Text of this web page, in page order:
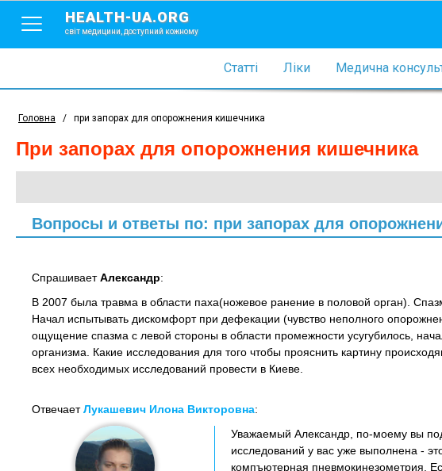
HEALTH-UA.ORG
світ медицини, доступний кожному
Статті Ліки Медична
Головна / при запорах для опорожнения кишечника
при запорах для опорожнения кишечника
Вопросы и ответы по: при запорах для
СпрашиваетАлександр:
В 2007 была травма в области паха(ножевое ранение в половой орган).
Начал испытывать дискомфорт при дефекации (чувство неполного
ощущение спазма с левой стороны в области промежности усугубилось,
организма. Какие исследования для того чтобы прояснить картину
всех необходимых исследований провести в Киеве.
ОтвечаетЛукашевич Илона Викторовна:
Уважаемый Александр, по-моему вы
исследований у вас уже выполнена -
компъютерная пневмокинезометрия.